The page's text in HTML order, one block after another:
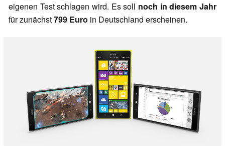
eigenen Test schlagen wird. Es soll noch in diesem Jahr
für zunächst799 Euro in Deutschland erscheinen.